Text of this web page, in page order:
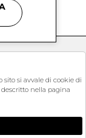
si avvale di cookie di
nella pagina